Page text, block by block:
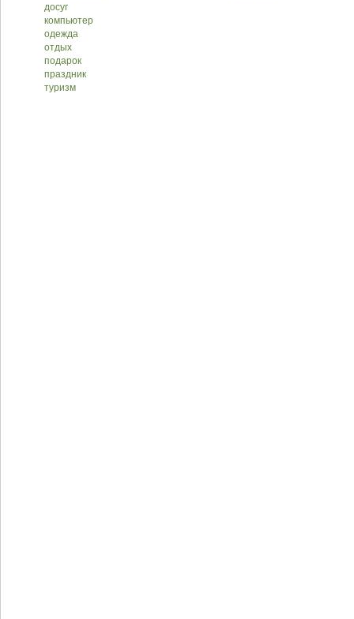
досуг
компьютер
одежда
отдых
подарок
праздник
туризм